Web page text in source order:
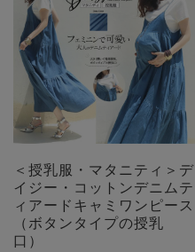
＜授乳服・マタニティ＞デ
イジー・コットンデニムテ
ィアードキャミワンピース
（ボタンタイプの授乳
口）